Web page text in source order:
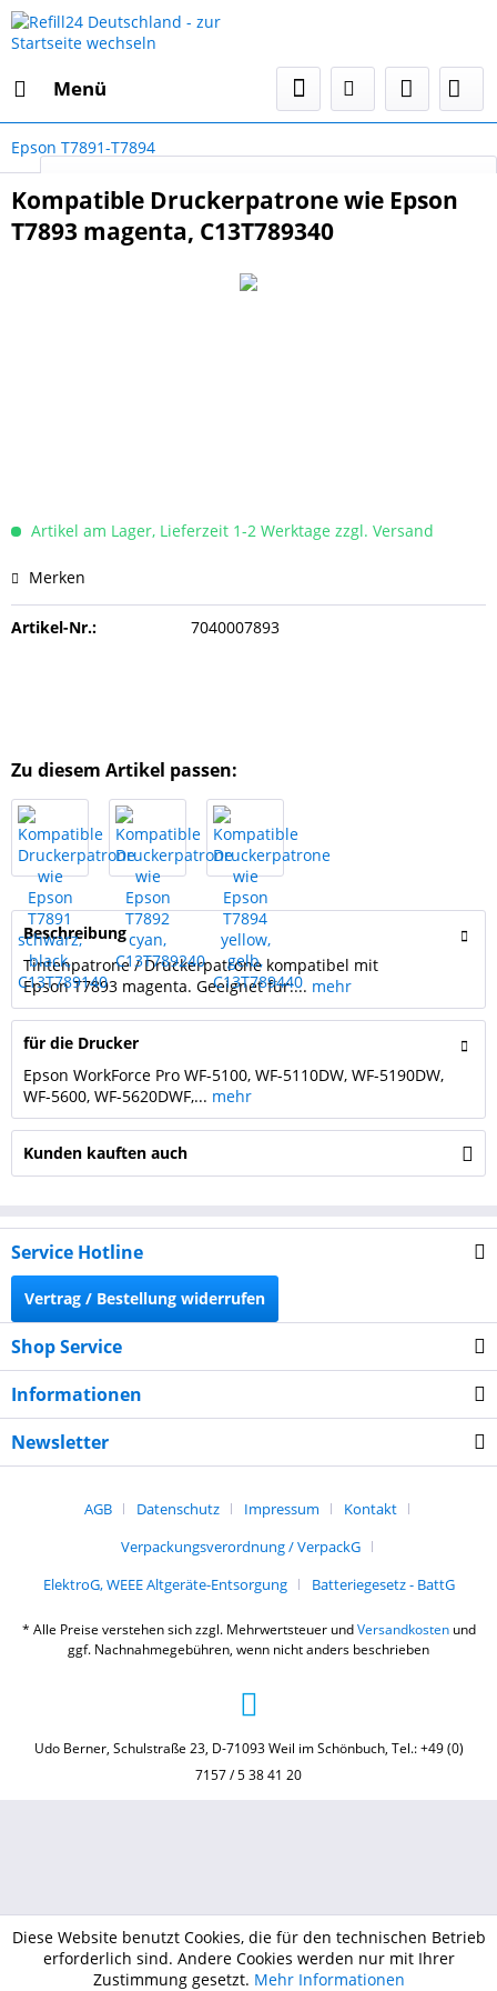
Menü
Epson T7891-T7894
Kompatible Druckerpatrone wie Epson
T7893 magenta, C13T789340
Artikel am Lager, Lieferzeit 1-2 Werktage zzgl. Versand
Merken
Artikel-Nr.: 7040007893
Zu diesem Artikel passen:
Beschreibung
Tintenpatrone / Druckerpatrone kompatibel mit
Epson T7893 magenta. Geeignet für:... mehr
für die Drucker
Epson WorkForce Pro WF-5100, WF-5110DW, WF-5190DW,
WF-5600, WF-5620DWF,... mehr
Kunden kauften auch
Service Hotline
Vertrag / Bestellung widerrufen
Shop Service
Informationen
Newsletter
AGB Datenschutz Impressum
Kontakt
Verpackungsverordnung / VerpackG
ElektroG, WEEE Altgeräte-Entsorgung
Batteriegesetz - BattG
* Alle Preise verstehen sich zzgl. Mehrwertsteuer undVersandkostenund
ggf. Nachnahmegebühren, wenn nicht anders beschrieben
Udo Berner, Schulstraße 23, D-71093 Weil im Schönbuch, Tel.: +49 (0)
7157 / 5 38 41 20
Diese Website benutzt Cookies, die für den technischen Betrieb
erforderlich sind. Andere Cookies werden nur mit Ihrer
Zustimmung gesetzt. Mehr Informationen